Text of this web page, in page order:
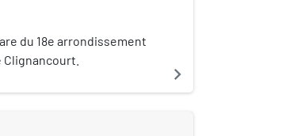
du 18e arrondissement
navigate_next